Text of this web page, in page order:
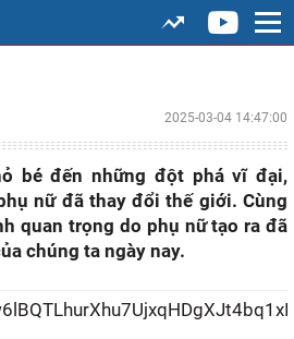
2025-03-04 14:47:00
bé đến những đột phá vĩ đại,
nữ đã thay đổi thế giới. Cùng
quan trọng do phụ nữ tạo ra đã
chúng ta ngày nay.